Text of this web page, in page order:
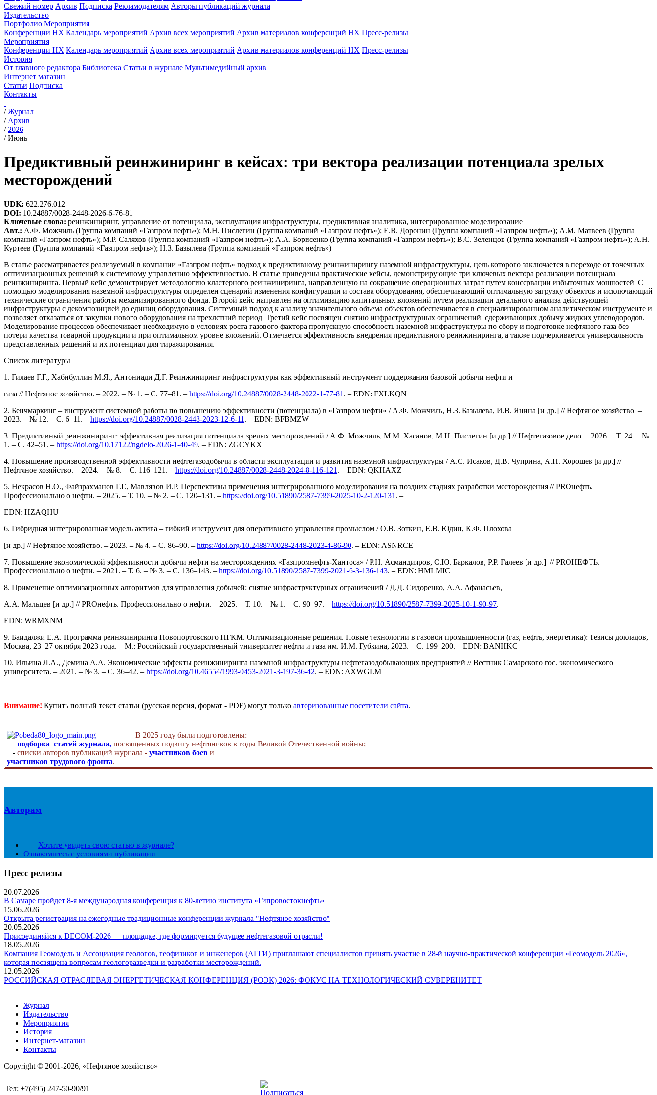
Свежий номер Архив Подписка Рекламодателям Авторы публикаций журнала
Издательство
Портфолио Мероприятия
Конференции НХ Календарь мероприятий Архив всех мероприятий Архив материалов конференций НХ Пресс-релизы
Мероприятия
Конференции НХ Календарь мероприятий Архив всех мероприятий Архив материалов конференций НХ Пресс-релизы
История
От главного редактора Библиотека Статьи в журнале Мультимедийный архив
Интернет магазин
Статьи Подписка
Контакты
/Журнал
/ Архив
/ 2026
/Июнь
Предиктивный реинжиниринг в кейсах: три вектора реализации потенциала зрелых
месторождений
UDK: 622.276.012
DOI: 10.24887/0028-2448-2026-6-76-81
Ключевые слова: реинжиниринг, управление от потенциала, эксплуатация инфраструктуры, предиктивная аналитика, интегрированное моделирование
Авт.: А.Ф. Можчиль (Группа компаний «Газпром нефть»); М.Н. Пислегин (Группа компаний «Газпром нефть»); Е.В. Доронин (Группа компаний «Газпром нефть»); А.М. Матвеев (Группа
компаний «Газпром нефть»); М.Р. Саляхов (Группа компаний «Газпром нефть»); А.А. Борисенко (Группа компаний «Газпром нефть»); В.С. Зеленцов (Группа компаний «Газпром нефть»); А.Н.
Куртеев (Группа компаний «Газпром нефть»); Н.З. Базылева (Группа компаний «Газпром нефть»)
В статье рассматривается реализуемый в компании «Газпром нефть» подход к предиктивному реинжинирингу наземной инфраструктуры, цель которого заключается в переходе от точечных
оптимизационных решений к системному управлению эффективностью. В статье приведены практические кейсы, демонстрирующие три ключевых вектора реализации потенциала
реинжиниринга. Первый кейс демонстрирует методологию кластерного реинжиниринга, направленную на сокращение операционных затрат путем консервации избыточных мощностей. С
помощью моделирования наземной инфраструктуры определен сценарий изменения конфигурации и состава оборудования, обеспечивающий оптимальную загрузку объектов и исключающий
технические ограничения работы механизированного фонда. Второй кейс направлен на оптимизацию капитальных вложений путем реализации детального анализа действующей
инфраструктуры с декомпозицией до единиц оборудования. Системный подход к анализу значительного объема объектов обеспечивается в специализированном аналитическом инструменте и
позволяет отказаться от закупки нового оборудования на трехлетний период. Третий кейс посвящен снятию инфраструктурных ограничений, сдерживающих добычу жидких углеводородов.
Моделирование процессов обеспечивает необходимую в условиях роста газового фактора пропускную способность наземной инфраструктуры по сбору и подготовке нефтяного газа без
потери качества товарной продукции и при оптимальном уровне вложений. Отмечается эффективность внедрения предиктивного реинжиниринга, а также подчеркивается универсальность
представленных решений и их потенциал для тиражирования.
Список литературы
1. Гилаев Г.Г., Хабибуллин М.Я., Антониади Д.Г. Реинжиниринг инфраструктуры как эффективный инструмент поддержания базовой добычи нефти и
газа // Нефтяное хозяйство. – 2022. – № 1. – С. 77–81. – https://doi.org/10.24887/0028-2448-2022-1-77-81 . – EDN: FXLKQN
2. Бенчмаркинг – инструмент системной работы по повышению эффективности (потенциала) в «Газпром нефти» / А.Ф. Можчиль, Н.З. Базылева, И.В. Янина [и др.] // Нефтяное хозяйство. –
2023. – № 12. – С. 6–11. – https://doi.org/10.24887/0028-2448-2023-12-6-11 . – EDN: BFBMZW
3. Предиктивный реинжиниринг: эффективная реализация потенциала зрелых месторождений / А.Ф. Можчиль, М.М. Хасанов, М.Н. Пислегин [и др.] // Нефтегазовое дело. – 2026. – Т. 24. – №
1. – С. 42–51. – https://doi.org/10.17122/ngdelo-2026-1-40-49. – EDN: ZGCYKX
4. Повышение производственной эффективности нефтегазодобычи в области эксплуатации и развития наземной инфраструктуры / А.С. Исаков, Д.В. Чуприна, А.Н. Хорошев [и др.] //
Нефтяное хозяйство. – 2024. – № 8. – С. 116–121. – https://doi.org/10.24887/0028-2448-2024-8-116-121 . – EDN: QKHAXZ
5. Некрасов Н.О., Файзрахманов Г.Г., Мавлявов И.Р. Перспективы применения интегрированного моделирования на поздних стадиях разработки месторождения // PROнефть.
Профессионально о нефти. – 2025. – Т. 10. – № 2. – С. 120–131. – https://doi.org/10.51890/2587-7399-2025-10-2-120-131 . –
EDN: HZAQHU
6. Гибридная интегрированная модель актива – гибкий инструмент для оперативного управления промыслом / О.В. Зоткин, Е.В. Юдин, К.Ф. Плохова
[и др.] // Нефтяное хозяйство. – 2023. – № 4. – С. 86–90. – https://doi.org/10.24887/0028-2448-2023-4-86-90. – EDN: ASNRCE
7. Повышение экономической эффективности добычи нефти на месторождениях «Газпромнефть-Хантоса» / Р.Н. Асмандияров, С.Ю. Баркалов, Р.Р. Галеев [и др.] // PROНЕФТЬ.
Профессионально о нефти. – 2021. – Т. 6. – № 3. – С. 136–143. – https://doi.org/10.51890/2587-7399-2021-6-3-136-143. – EDN: HMLMIC
8. Применение оптимизационных алгоритмов для управления добычей: снятие инфраструктурных ограничений / Д.Д. Сидоренко, А.А. Афанасьев,
А.А. Мальцев [и др.] // PROнефть. Профессионально о нефти. – 2025. – Т. 10. – № 1. – С. 90–97. – https://doi.org/10.51890/2587-7399-2025-10-1-90-97. –
EDN: WRMXNM
9. Байдалжи Е.А. Программа реинжиниринга Новопортовского НГКМ. Оптимизационные решения. Новые технологии в газовой промышленности (газ, нефть, энергетика): Тезисы докладов,
Москва, 23–27 октября 2023 года. – М.: Российский государственный университет нефти и газа им. И.М. Губкина, 2023. – С. 199–200. – EDN: BANHKC
10. Ильина Л.А., Демина А.А. Экономические эффекты реинжиниринга наземной инфраструктуры нефтегазодобывающих предприятий // Вестник Самарского гос. экономического
университета. – 2021. – № 3. – С. 36–42. – https://doi.org/10.46554/1993-0453-2021-3-197-36-42. – EDN: AXWGLM
Внимание! Купить полный текст статьи (русская версия, формат - PDF) могут только авторизованные посетители сайта.
В 2025 году были подготовлены:
- подборка статей журнала, посвященных подвигу нефтяников в годы Великой Отечественной войны;
- списки авторов публикаций журнала - участников боев и
участников трудового фронта.
Авторам
Хотите увидеть свою статью в журнале?
Ознакомьтесь с условиями публикации
Пресс релизы
20.07.2026
В Самаре пройдет 8-я международная конференция к 80-летию института «Гипровостокнефть»
15.06.2026
Открыта регистрация на ежегодные традиционные конференции журнала "Нефтяное хозяйство"
20.05.2026
Присоединяйся к DECOM-2026 — площадке, где формируется будущее нефтегазовой отрасли!
18.05.2026
Компания Геомодель и Ассоциация геологов, геофизиков и инженеров (АГГИ) приглашают специалистов принять участие в 28-й научно-практической конференции «Геомодель 2026»,
которая посвящена вопросам геологоразведки и разработки месторождений.
12.05.2026
РОССИЙСКАЯ ОТРАСЛЕВАЯ ЭНЕРГЕТИЧЕСКАЯ КОНФЕРЕНЦИЯ (РОЭК) 2026: ФОКУС НА ТЕХНОЛОГИЧЕСКИЙ СУВЕРЕНИТЕТ
Журнал
Издательство
Мероприятия
История
Интернет-магазин
Контакты
Copyright © 2001-2026, «Нефтяное хозяйство»
Тел: +7(495) 247-50-90/91